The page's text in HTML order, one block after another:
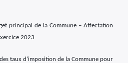
principal de la Commune – Affectation
2023
taux d’imposition de la Commune pour